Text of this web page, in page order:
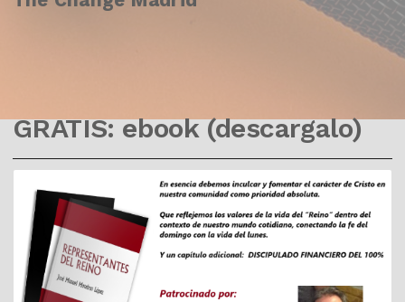
GRATIS: ebook (descargalo)